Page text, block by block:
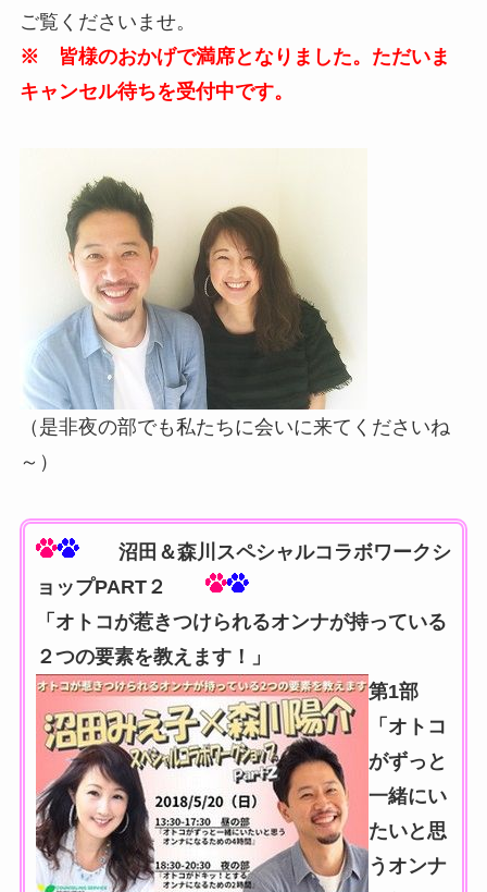
ご覧くださいませ。
※ 皆様のおかげで満席となりました。ただいま
キャンセル待ちを受付中です。
（是非夜の部でも私たちに会いに来てくださいね
～）
沼田＆森川スペシャルコラボワークシ
ョップPART２
「オトコが惹きつけられるオンナが持っている
２つの要素を教えます！」
第1部
「オトコ
がずっと
一緒にい
たいと思
うオンナ